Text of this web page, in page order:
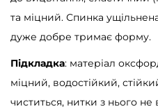
та міцний. Спинка
дуже добре тримає форму.
Підкладка: матеріал
міцний, водостійкий,
чиститься, нитки з нього не